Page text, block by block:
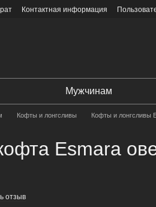
Контактная информация
Мужчинам
Кофты и лонгсливы
Кофты и лонгсливы
Esmara
отзыв